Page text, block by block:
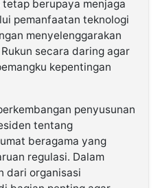
berupaya menjaga
pemanfaatan teknologi
menyelenggarakan
secara daring agar
kepentingan
penyusunan
tentang
beragama yang
regulasi. Dalam
dari organisasi